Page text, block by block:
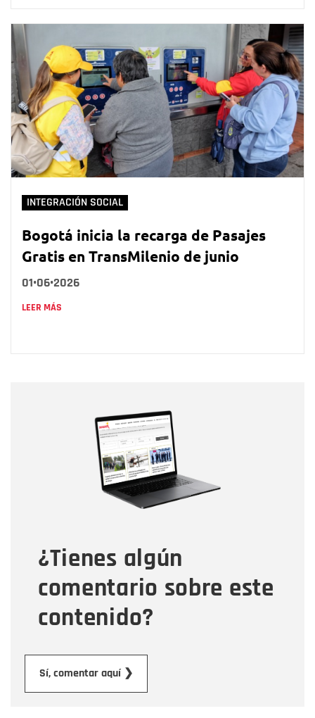
INTEGRACIÓN SOCIAL
Bogotá inicia la recarga de Pasajes
Gratis en TransMilenio de junio
01•06•2026
LEER MÁS
¿Tienes algún
comentario sobre este
contenido?
Sí, comentar aquí ❯
Correo electrónico
Tipo de comentario
Mensaje